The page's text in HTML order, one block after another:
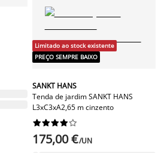
Limitado ao stock existente
PREÇO SEMPRE BAIXO
SANKT HANS
Tenda de jardim SANKT HANS
L3xC3xA2,65 m cinzento






175,00 €/UN